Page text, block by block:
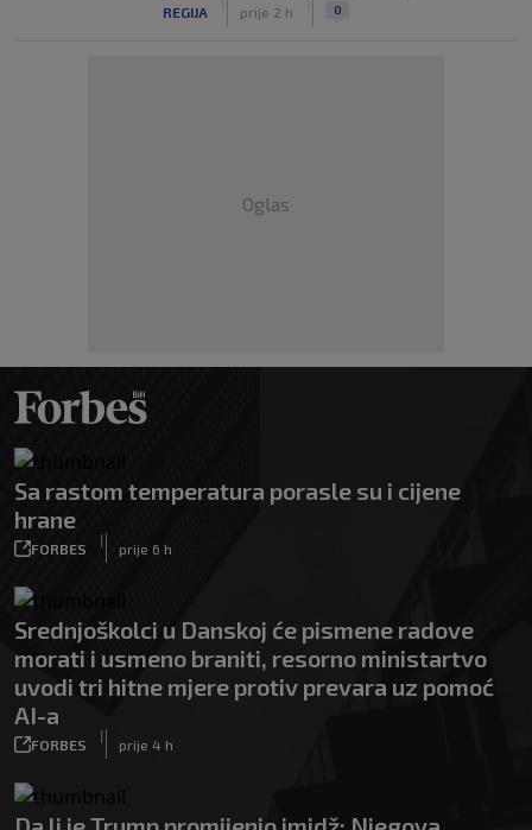
REGIJA prije 2 h 0
Oglas
Sa rastom temperatura porasle su i cijene
hrane
FORBES
|
prije 6 h
Srednjoškolci u Danskoj će pismene radove
morati i usmeno braniti, resorno ministartvo
uvodi tri hitne mjere protiv prevara uz pomoć
AI-a
FORBES
|
prije 4 h